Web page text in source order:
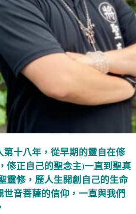
十八年，從早期的靈自在修
修正自己的聖念主)一直到聖真
靈修，歷人生開創自己的生命
音菩薩的信仰，一直與我們